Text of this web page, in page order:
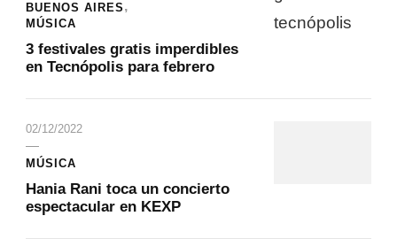
BUENOS AIRES
MÚSICA
3 festivales gratis imperdibles
en Tecnópolis para febrero
02/12/2022
MÚSICA
Hania Rani toca un concierto
espectacular en KEXP